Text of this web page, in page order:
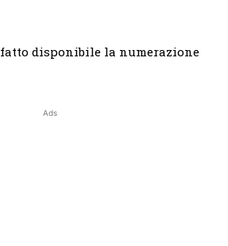
disponibile la numerazione
Ads